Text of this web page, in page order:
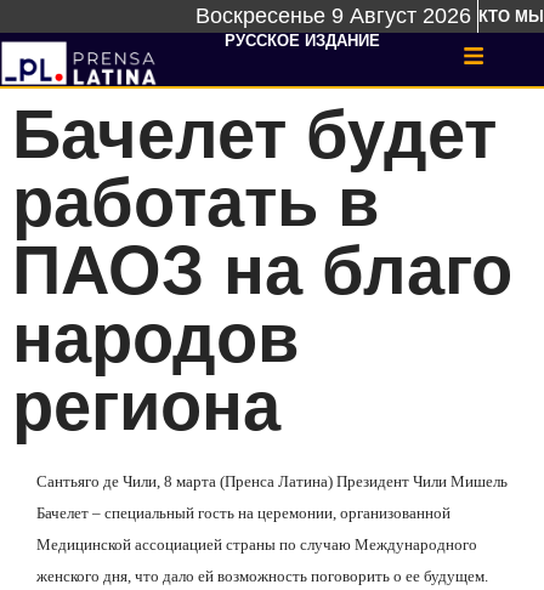
Воскресенье 9 Август 2026 КТО МЫ
РУССКОЕ ИЗДАНИЕ
Бачелет будет
работать в
ПАОЗ на благо
народов
региона
Сантьяго де Чили, 8 марта (Пренса Латина) Президент Чили Мишель
Бачелет – специальный гость на церемонии, организованной
Медицинской ассоциацией страны по случаю Международного
женского дня, что дало ей возможность поговорить о ее будущем.